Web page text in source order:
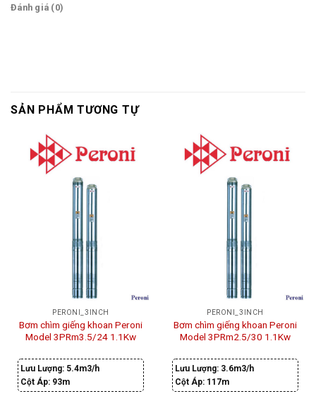
Đánh giá (0)
SẢN PHẨM TƯƠNG TỰ
PERONI_3INCH
Bơm chìm giếng khoan Peroni
Model 3PRm3.5/24 1.1Kw
Lưu Lượng: 5.4m3/h
Cột Áp: 93m
PERONI_3INCH
Bơm chìm giếng khoan Peroni
Model 3PRm2.5/30 1.1Kw
Lưu Lượng: 3.6m3/h
Cột Áp: 117m